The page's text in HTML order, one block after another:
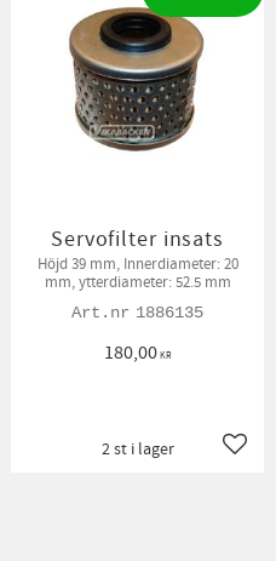
till i favoriter
Servofilter insats
Höjd 39 mm, Innerdiameter: 20
mm, ytterdiameter: 52.5 mm
1886135
180,00KR
2 st i lager